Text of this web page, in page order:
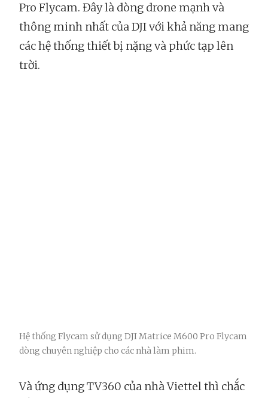
Pro Flycam. Đây là dòng drone mạnh và
thông minh nhất của DJI với khả năng mang
các hệ thống thiết bị nặng và phức tạp lên
trời.
Hệ thống Flycam sử dụng DJI Matrice M600 Pro Flycam
dòng chuyên nghiệp cho các nhà làm phim.
Và ứng dụng TV360 của nhà Viettel thì chắc